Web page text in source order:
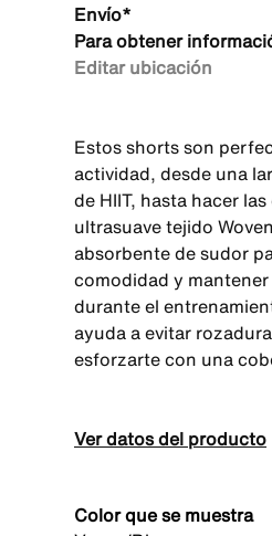
Envío*
Para obtener
Editar ubicación
Estos shorts son
actividad, desde una
de HIIT, hasta hacer
ultrasuave tejido
absorbente de sudor
comodidad y
durante el
ayuda a evitar
esforzarte con una
Ver datos del producto
Color que se muestra